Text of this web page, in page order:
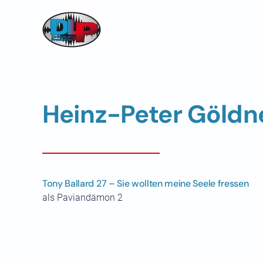
Skip to main content
Heinz-Peter
Tony Ballard 27 – Sie wollten meine Seele fressen
als Paviandämon 2